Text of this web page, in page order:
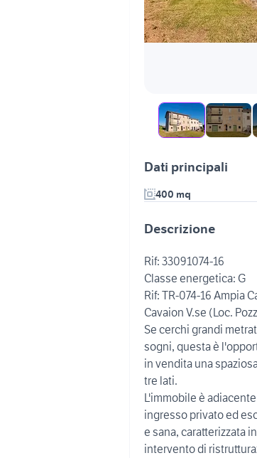
Dati principali
400 mq
Descrizione
Rif: 33091074-16
Classe energetica: G
Rif: TR-074-16 Ampia
Cavaion V.se (Loc.
Se cerchi grandi
sogni, questa è
in vendita una
tre lati.
L'immobile è
ingresso privato ed
e sana, caratterizzata
intervento di